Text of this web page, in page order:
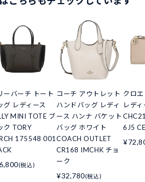
ーバーチ トート
グ レディース
MINI TOTE ブ
ク TORY
175548 001
(税込)
コーチ アウトレット
ハンドバッグ レディ
ース ハンナ バケット
バッグ ホワイト
COACH OUTLET
CR168 IMCHK チョ
ーク
¥32,780(税込)
クロ
レデ
6J5